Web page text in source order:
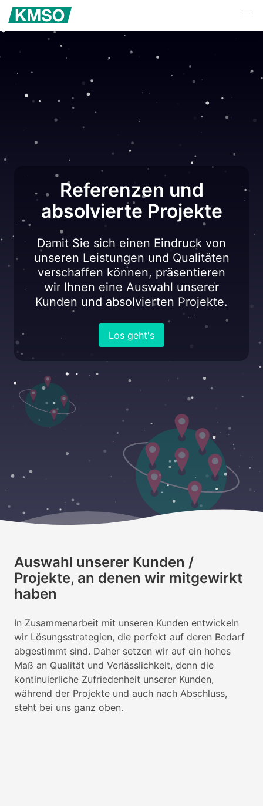
Referenzen und
absolvierte Projekte
Damit Sie sich einen Eindruck von
unseren Leistungen und Qualitäten
verschaffen können, präsentieren
wir Ihnen eine Auswahl unserer
Kunden und absolvierten Projekte.
Los geht's
Auswahl unserer Kunden /
Projekte, an denen wir mitgewirkt
haben
In Zusammenarbeit mit unseren Kunden entwickeln
wir Lösungsstrategien, die perfekt auf deren Bedarf
abgestimmt sind. Daher setzen wir auf ein hohes
Maß an Qualität und Verlässlichkeit, denn die
kontinuierliche Zufriedenheit unserer Kunden,
während der Projekte und auch nach Abschluss,
steht bei uns ganz oben.